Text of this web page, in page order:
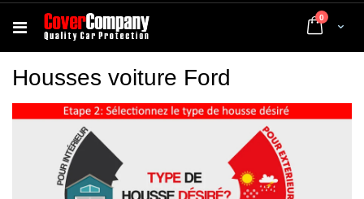
Cart
0 articles
Housses voiture Ford